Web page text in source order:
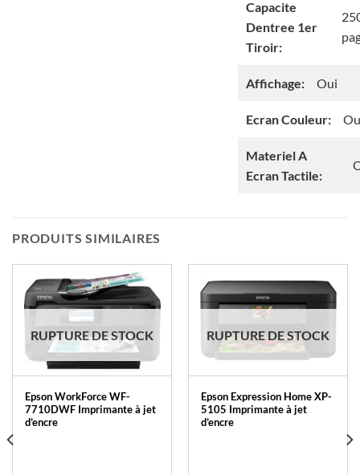
Capacite
Dentree 1er
Tiroir:
Affichage: Oui
Ecran Couleur:
Materiel A
Ecran Tactile:
PRODUITS SIMILAIRES
RUPTURE DE STOCK
Epson WorkForce WF-
7710DWF Imprimante à jet
d’encre
RUPTURE DE STOCK
Epson Expression Home XP-
5105 Imprimante à jet
d’encre